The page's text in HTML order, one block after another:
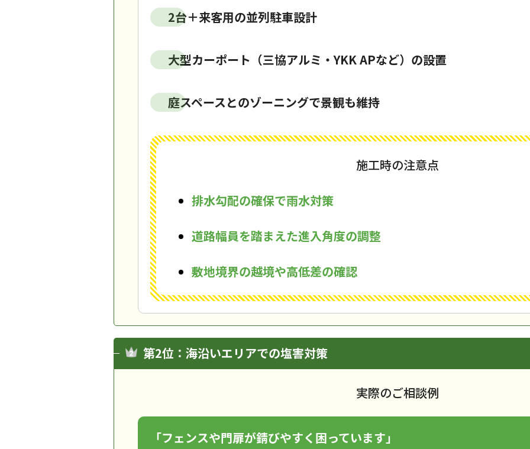
2台＋来客用の並列駐車設計
大型カーポート（三協アルミ・YKK APなど）の設置
庭スペースとのゾーニングで景観も維持
施工時の注意点
排水勾配の確保で雨水対策
道路幅員を踏まえた進入角度の調整
敷地境界の越境や高低差の確認
第2位：海沿いエリアでの塩害対策
実際のご相談例
「フェンスや門扉が錆びやすく困っています」